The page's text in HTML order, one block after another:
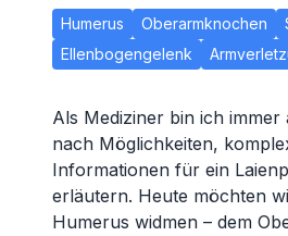
Humerus Oberarmknochen
Ellenbogengelenk
Als Mediziner bin ich immer
nach Möglichkeiten,
Informationen für ein
erläutern. Heute möchten
Humerus widmen – dem